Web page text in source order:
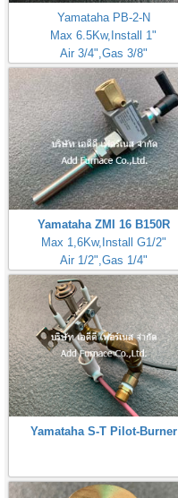
Yamataha PB-2-N
Max 6.5Kw,Install 1"
Air 3/4",Gas 3/8"
Yamataha ZMI 16 B150R
Max 1,6Kw,Install G1/2"
Air 1/2",Gas 1/4"
Yamataha S-T Pilot-Burner